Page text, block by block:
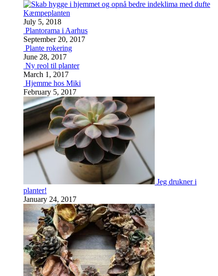
Kæmpeplanten
July 5, 2018
Plantorama i Aarhus
September 20, 2017
Plante rokering
June 28, 2017
Ny reol til planter
March 1, 2017
Hjemme hos Miki
February 5, 2017
Jeg drukner i
planter!
January 24, 2017